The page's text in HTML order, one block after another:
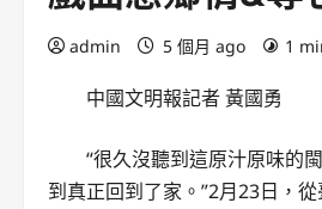
admin 5 個月 ago 1
中國文明報記者 黃國勇
“很久沒聽到這原汁原味的
到真正回到了家。”2月23日，